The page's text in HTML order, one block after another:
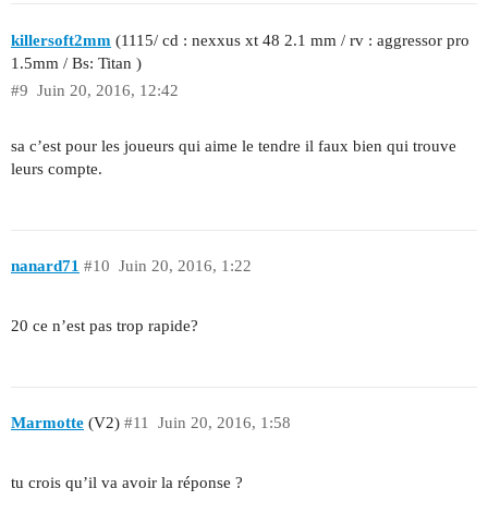
killersoft2mm (1115/ cd : nexxus xt 48 2.1 mm / rv : aggressor pro
1.5mm / Bs: Titan )
Juin 20, 2016, 12:42
#9
sa c’est pour les joueurs qui aime le tendre il faux bien qui trouve
leurs compte.
nanard71 Juin 20, 2016, 1:22
#10
20 ce n’est pas trop rapide?
Marmotte (V2) Juin 20, 2016, 1:58
#11
tu crois qu’il va avoir la réponse ?